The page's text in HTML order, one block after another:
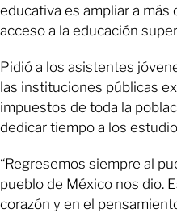
educativa es ampliar a
acceso a la educación
Pidió a los asistentes
las instituciones públicas
impuestos de toda la
dedicar tiempo a los
“Regresemos siempre al
pueblo de México nos dio.
corazón y en el